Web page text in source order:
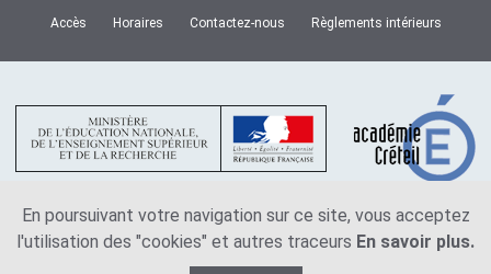
En poursuivant votre navigation sur ce site, vous acceptez
l'utilisation des "cookies" et autres traceurs En savoir plus.
Accès Horaires Contactez-nous Règlements intérieurs
Plan du site Mentions légales